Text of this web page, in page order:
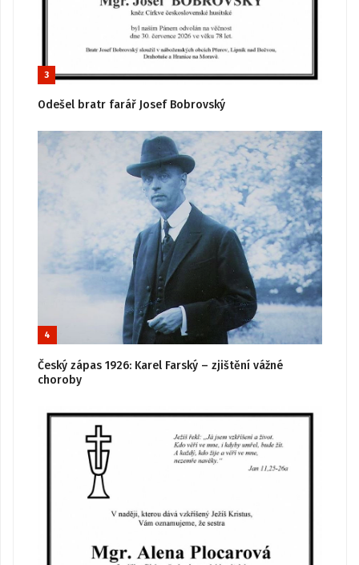
3
Odešel bratr farář Josef Bobrovský
4
Český zápas 1926: Karel Farský – zjištění vážné
choroby